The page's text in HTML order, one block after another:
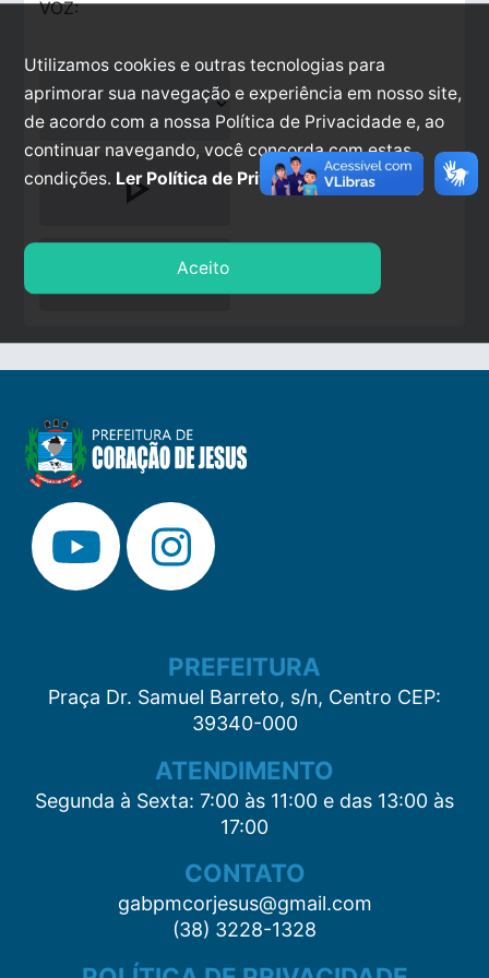
VOZ:
play_arrow
PREFEITURA
Praça Dr. Samuel Barreto, s/n, Centro CEP:
39340-000
ATENDIMENTO
Segunda à Sexta: 7:00 às 11:00 e das 13:00 às
17:00
CONTATO
gabpmcorjesus@gmail.com
(38) 3228-1328
Utilizamos cookies e outras tecnologias para
aprimorar sua navegação e experiência em nosso site,
de acordo com a nossa Política de Privacidade e, ao
continuar navegando, você concorda com estas
condições. Ler Política de Privacidade.
Aceito